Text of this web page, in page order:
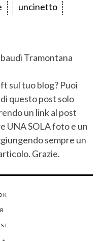
uncinetto
Tramontana
sul tuo blog? Puoi
questo post solo
un link al post
UNA SOLA foto e un
sempre un
Grazie.